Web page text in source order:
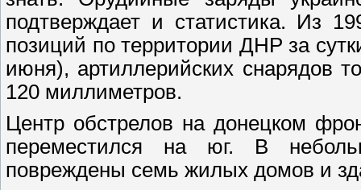
подтверждает и статистика. Из
позиций по территории ДНР за
июня), артиллерийских снарядов
120 миллиметров.
Центр обстрелов на донецком
переместился на юг. В
повреждены семь жилых домов и